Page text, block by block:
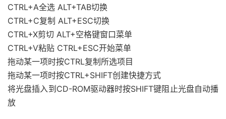
CTRL+A全选 ALT+TAB切换
CTRL+C复制 ALT+ESC切换
CTRL+X剪切 ALT+空格键窗口菜单
CTRL+V粘贴 CTRL+ESC开始菜单
拖动某一项时按CTRL复制所选项目
拖动某一项时按CTRL+SHIFT创建快捷方式
将光盘插入到CD-ROM驱动器时按SHIFT键阻止光盘自动播
放